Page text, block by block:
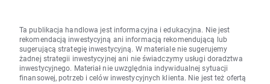
Ta publikacja handlowa jest informacyjna i edukacyjna. Nie jest
rekomendacją inwestycyjną ani informacją rekomendującą lub
sugerującą strategię inwestycyjną. W materiale nie sugerujemy
żadnej strategii inwestycyjnej ani nie świadczymy usługi doradztwa
inwestycyjnego. Materiał nie uwzględnia indywidualnej sytuacji
finansowej, potrzeb i celów inwestycyjnych klienta. Nie jest też ofertą